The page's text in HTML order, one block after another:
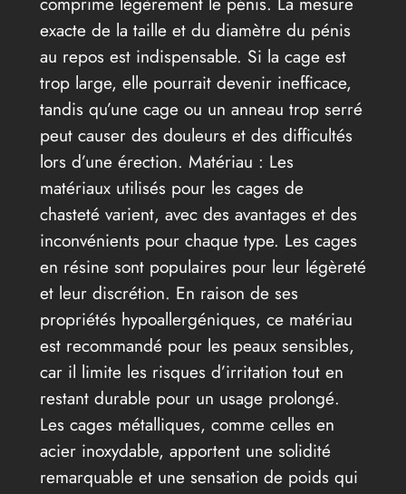
exacte de la taille et du diamètre du pénis
au repos est indispensable. Si la cage est
trop large, elle pourrait devenir inefficace,
tandis qu’une cage ou un anneau trop serré
peut causer des douleurs et des difficultés
lors d’une érection. Matériau : Les
matériaux utilisés pour les cages de
chasteté varient, avec des avantages et des
inconvénients pour chaque type. Les cages
en résine sont populaires pour leur légèreté
et leur discrétion. En raison de ses
propriétés hypoallergéniques, ce matériau
est recommandé pour les peaux sensibles,
car il limite les risques d’irritation tout en
restant durable pour un usage prolongé.
Les cages métalliques, comme celles en
acier inoxydable, apportent une solidité
remarquable et une sensation de poids qui